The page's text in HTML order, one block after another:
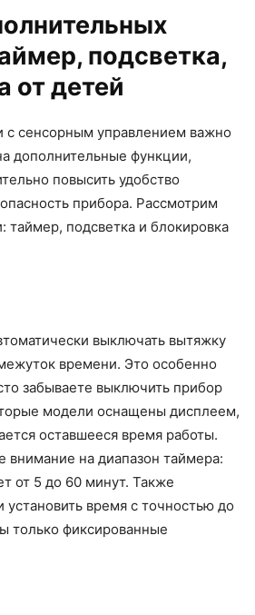
подсветка,
от детей
сенсорным управлением важно
дополнительные функции,
повысить удобство
прибора. Рассмотрим
подсветка и блокировка
выключать вытяжку
времени. Это особенно
забываете выключить прибор
модели оснащены дисплеем,
оставшееся время работы.
внимание на диапазон таймера:
от 5 до 60 минут. Также
время с точностью до
только фиксированные